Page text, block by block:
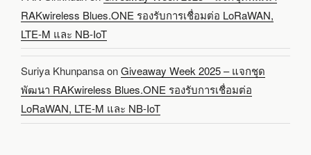
RAKwireless Blues.ONE รองรับการเชื่อมต่อ LoRaWAN,
LTE-M และ NB-IoT
Suriya KhunpansaonGiveaway Week 2025 – แจกชุด
พัฒนา RAKwireless Blues.ONE รองรับการเชื่อมต่อ
LoRaWAN, LTE-M และ NB-IoT